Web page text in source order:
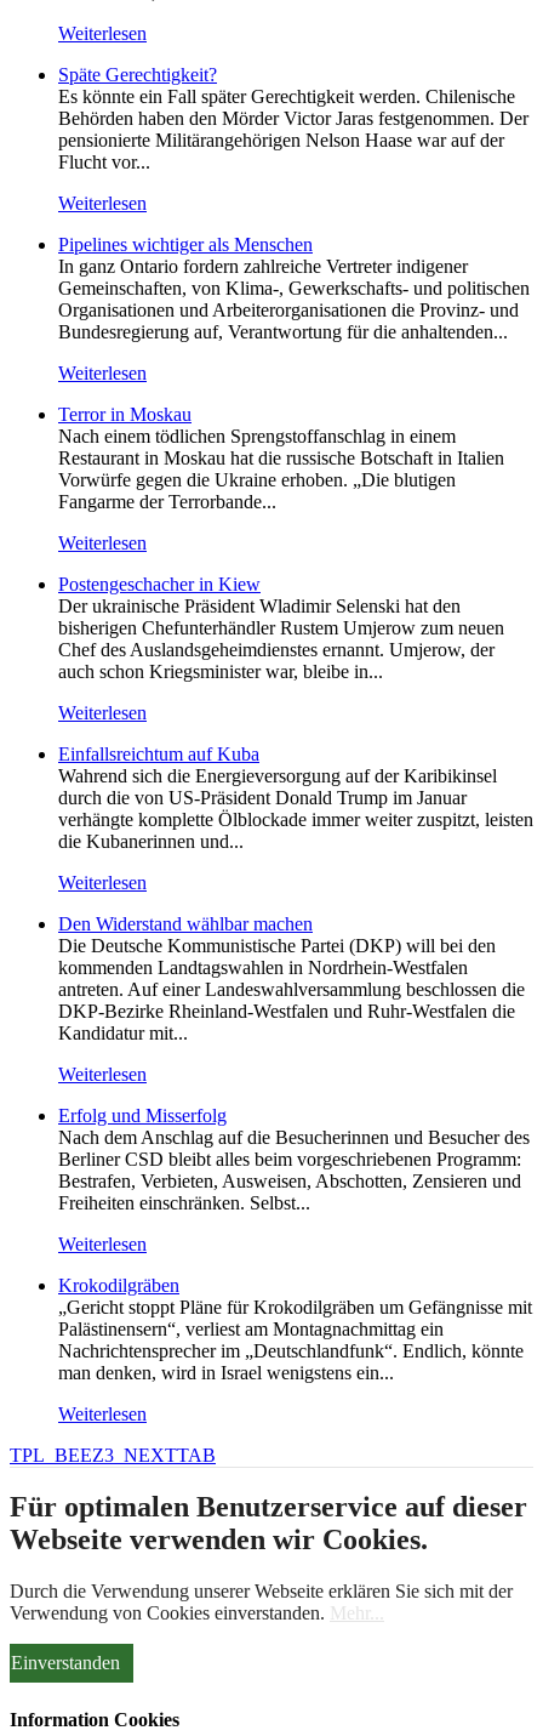
Weiterlesen
Späte Gerechtigkeit?
Es könnte ein Fall später Gerechtigkeit werden. Chilenische
Behörden haben den Mörder Victor Jaras festgenommen. Der
pensionierte Militärangehörigen Nelson Haase war auf der
Flucht vor...
Weiterlesen
Pipelines wichtiger als Menschen
In ganz Ontario fordern zahlreiche Vertreter indigener
Gemeinschaften, von Klima-, Gewerkschafts- und politischen
Organisationen und Arbeiterorganisationen die Provinz- und
Bundesregierung auf, Verantwortung für die anhaltenden...
Weiterlesen
Terror in Moskau
Nach einem tödlichen Sprengstoffanschlag in einem
Restaurant in Moskau hat die russische Botschaft in Italien
Vorwürfe gegen die Ukraine erhoben. „Die blutigen
Fangarme der Terrorbande...
Weiterlesen
Postengeschacher in Kiew
Der ukrainische Präsident Wladimir Selenski hat den
bisherigen Chefunterhändler Rustem Umjerow zum neuen
Chef des Auslandsgeheimdienstes ernannt. Umjerow, der
auch schon Kriegsminister war, bleibe in...
Weiterlesen
Einfallsreichtum auf Kuba
Wahrend sich die Energieversorgung auf der Karibikinsel
durch die von US-Präsident Donald Trump im Januar
verhängte komplette Ölblockade immer weiter zuspitzt, leisten
die Kubanerinnen und...
Weiterlesen
Den Widerstand wählbar machen
Die Deutsche Kommunistische Partei (DKP) will bei den
kommenden Landtagswahlen in Nordrhein-Westfalen
antreten. Auf einer Landeswahlversammlung beschlossen die
DKP-Bezirke Rheinland-Westfalen und Ruhr-Westfalen die
Kandidatur mit...
Weiterlesen
Erfolg und Misserfolg
Nach dem Anschlag auf die Besucherinnen und Besucher des
Berliner CSD bleibt alles beim vorgeschriebenen Programm:
Bestrafen, Verbieten, Ausweisen, Abschotten, Zensieren und
Freiheiten einschränken. Selbst...
Weiterlesen
Krokodilgräben
„Gericht stoppt Pläne für Krokodilgräben um Gefängnisse mit
Palästinensern“, verliest am Montagnachmittag ein
Nachrichtensprecher im „Deutschlandfunk“. Endlich, könnte
man denken, wird in Israel wenigstens ein...
Weiterlesen
TPL_BEEZ3_NEXTTAB
Für optimalen Benutzerservice auf dieser
Webseite verwenden wir Cookies.
Durch die Verwendung unserer Webseite erklären Sie sich mit der
Verwendung von Cookies einverstanden. Mehr...
Einverstanden
Information Cookies